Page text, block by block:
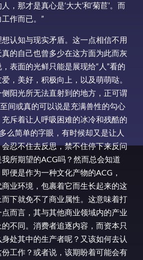
，那才是真心是‘大大’和‘菊苣’。而
作而已。”
认知与现实矛盾。这一点相信不用
的自己也曾多少在这方面为此而灰
表面的光鲜只能是展现给“人”看的
，美好，积极向上，以及萌萌哒。
阳光所无法直射到的地方，正可谓
间或真的可以说是充满兽性的勾心
斥着让人呼吸困难的冰冷和残酷的
么简单的字眼，有时候却又是让人
忍不住去反思，禁不住停下来反问
所期望的ACG吗？然而总会知道
便是作为一种文化产物的ACG，
业环境，包裹着它而生长起来的这
下就免不了商业属性。这意味着打
而言，其与其他商业领域内的产业
不同。消费者追逐内容，而资本只
处其中的生产者呢？又该如何去认
工作？或者说，该期盼着可能会有